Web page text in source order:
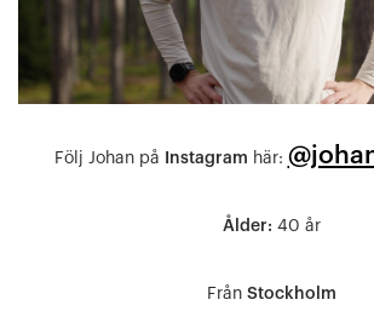
Följ Johan på Instagram här:
Ålder: 40 år
Från Stockholm